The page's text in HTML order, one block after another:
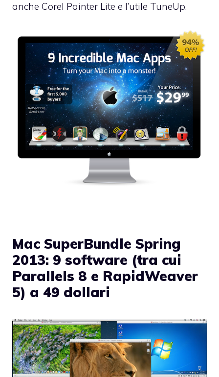
anche Corel Painter Lite e l’utile TuneUp.
Mac SuperBundle Spring
2013: 9 software (tra cui
Parallels 8 e RapidWeaver
5) a 49 dollari